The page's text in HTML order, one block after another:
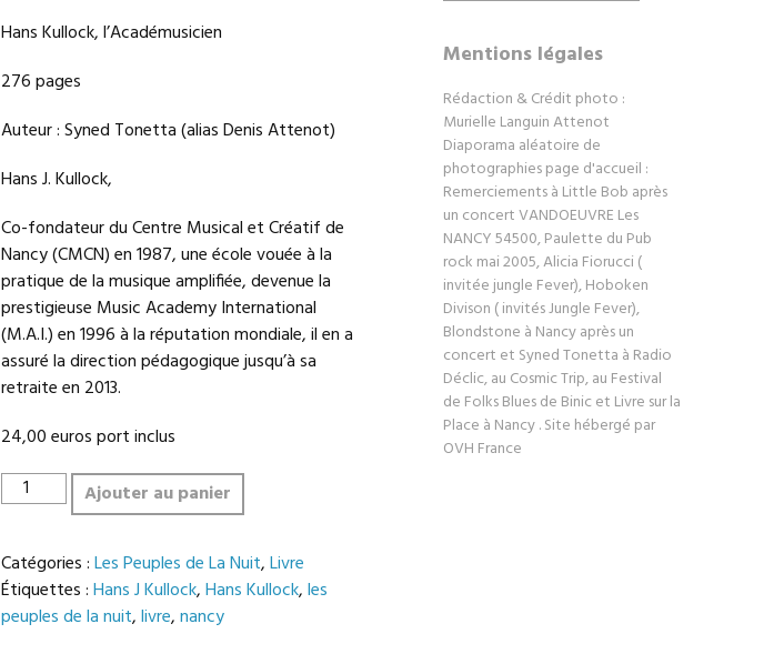
Hans Kullock, l’Académusicien
276 pages
Auteur : Syned Tonetta (alias Denis Attenot)
Hans J. Kullock,
Co-fondateur du Centre Musical et Créatif de
Nancy (CMCN) en 1987, une école vouée à la
pratique de la musique amplifiée, devenue la
prestigieuse Music Academy International
(M.A.I.) en 1996 à la réputation mondiale, il en a
assuré la direction pédagogique jusqu’à sa
retraite en 2013.
24,00 euros port inclus
quantité
de
J
KULLOCK
l'académusicien
Ajouter au panier
Catégories :Les Peuples de La Nuit,Livre
Étiquettes :Hans J Kullock,Hans Kullock,les
peuples de la nuit,livre,nancy
Mentions légales
Rédaction & Crédit photo :
Murielle Languin Attenot
Diaporama aléatoire de
photographies page d'accueil :
Remerciements à Little Bob après
un concert VANDOEUVRE Les
NANCY 54500, Paulette du Pub
rock mai 2005, Alicia Fiorucci (
invitée jungle Fever), Hoboken
Divison ( invités Jungle Fever),
Blondstone à Nancy après un
concert et Syned Tonetta à Radio
Déclic, au Cosmic Trip, au Festival
de Folks Blues de Binic et Livre sur la
Place à Nancy . Site hébergé par
OVH France